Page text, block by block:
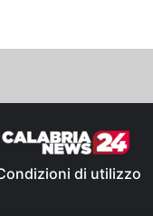
di utilizzo